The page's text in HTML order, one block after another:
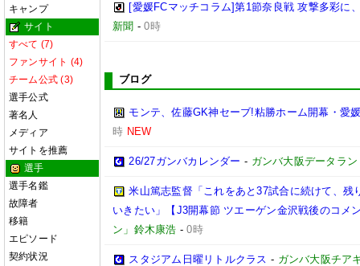
キャンプ
サイト
すべて (7)
ファンサイト (4)
チーム公式 (3)
選手公式
著名人
メディア
サイトを推薦
選手
選手名鑑
故障者
移籍
エピソード
契約状況
[愛媛FCマッチコラム]第1節奈良戦 攻撃多彩に
新聞 -0時
ブログ
モンテ、佐藤GK神セーブ!粘勝ホーム開幕・愛
時 NEW
26/27ガンバカレンダー - ガンバ大阪データラ
米山篤志監督「これをあと37試合に続けて、
いきたい」【J3開幕節 ツエーゲン金沢戦後のコメ
ン」鈴木康浩 -0時
スタジアム日曜リトルクラス - ガンバ大阪チア